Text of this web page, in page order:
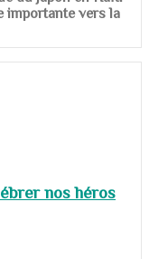
importante vers la
nos héros